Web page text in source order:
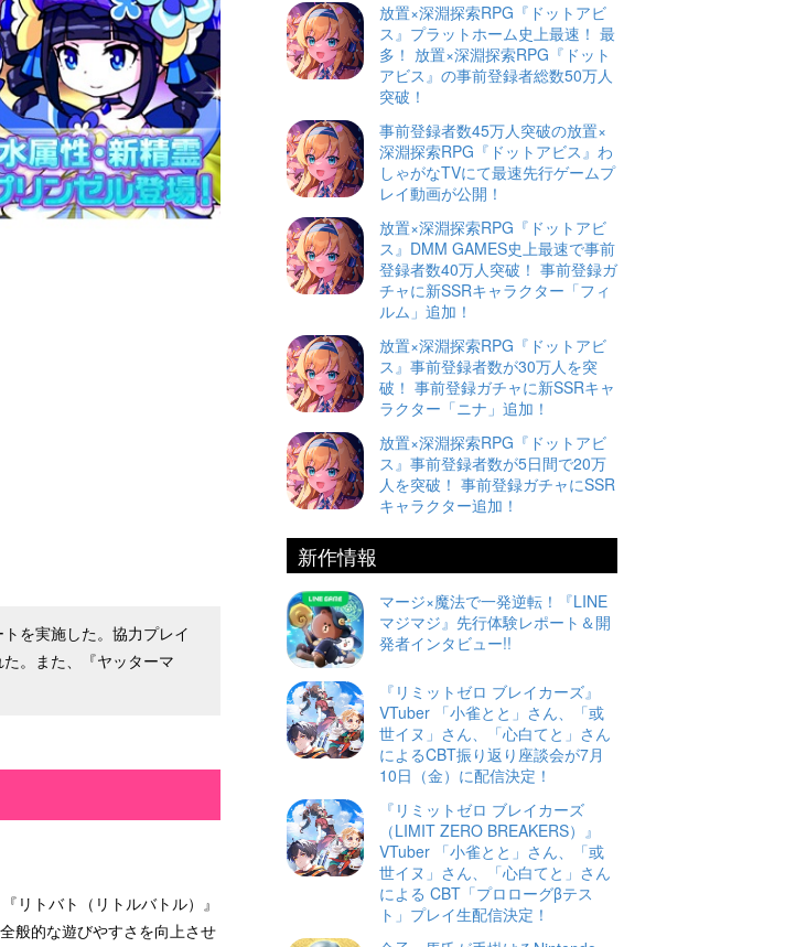
を実施した。協力プレイ
。また、『ヤッターマ
リトバト（リトルバトル）』
般的な遊びやすさを向上させ
放置×深淵探索RPG『ドットアビ
ス』プラットホーム史上最速！ 最
多！ 放置×深淵探索RPG『ドット
アビス』の事前登録者総数50万人
突破！
事前登録者数45万人突破の放置×
深淵探索RPG『ドットアビス』わ
しゃがなTVにて最速先行ゲームプ
レイ動画が公開！
放置×深淵探索RPG『ドットアビ
ス』DMM GAMES史上最速で事前
登録者数40万人突破！ 事前登録ガ
チャに新SSRキャラクター「フィ
ルム」追加！
放置×深淵探索RPG『ドットアビ
ス』事前登録者数が30万人を突
破！ 事前登録ガチャに新SSRキャ
ラクター「ニナ」追加！
放置×深淵探索RPG『ドットアビ
ス』事前登録者数が5日間で20万
人を突破！ 事前登録ガチャにSSR
キャラクター追加！
新作情報
マージ×魔法で一発逆転！『LINE
マジマジ』先行体験レポート＆開
発者インタビュー!!
『リミットゼロ ブレイカーズ』
VTuber 「小雀とと」さん、「或
世イヌ」さん、「心白てと」さん
によるCBT振り返り座談会が7月
10日（金）に配信決定！
『リミットゼロ ブレイカーズ
（LIMIT ZERO BREAKERS）』
VTuber 「小雀とと」さん、「或
世イヌ」さん、「心白てと」さん
による CBT「プロローグβテス
ト」プレイ生配信決定！